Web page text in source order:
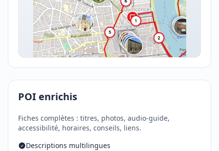
POI enrichis
Fiches complètes : titres, photos, audio-guide,
accessibilité, horaires, conseils, liens.
Descriptions multilingues